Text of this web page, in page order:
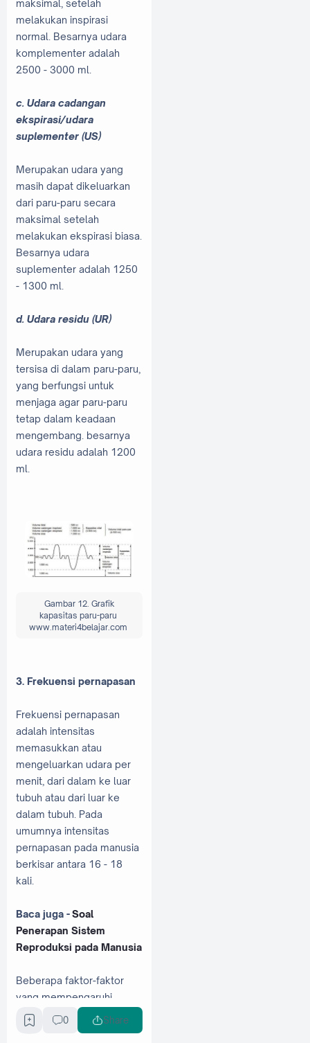
maksimal, setelah
melakukan inspirasi
normal. Besarnya udara
komplementer adalah
2500 - 3000 ml.
c. Udara cadangan
ekspirasi/udara
suplementer (US)
Merupakan udara yang
masih dapat dikeluarkan
dari paru-paru secara
maksimal setelah
melakukan ekspirasi biasa.
Besarnya udara
suplementer adalah 1250
- 1300 ml.
d. Udara residu (UR)
Merupakan udara yang
tersisa di dalam paru-paru,
yang berfungsi untuk
menjaga agar paru-paru
tetap dalam keadaan
mengembang. besarnya
udara residu adalah 1200
ml.
Gambar 12. Grafik
kapasitas paru-paru
www.materi4belajar.com
3. Frekuensi pernapasan
Frekuensi pernapasan
adalah intensitas
memasukkan atau
mengeluarkan udara per
menit, dari dalam ke luar
tubuh atau dari luar ke
dalam tubuh. Pada
umumnya intensitas
pernapasan pada manusia
berkisar antara 16 - 18
kali.
Baca juga -Soal
Penerapan Sistem
Reproduksi pada Manusia
Beberapa faktor-faktor
yang mempengaruhi
kecepatan frekuensi
pernapasan adalah:
0 Share